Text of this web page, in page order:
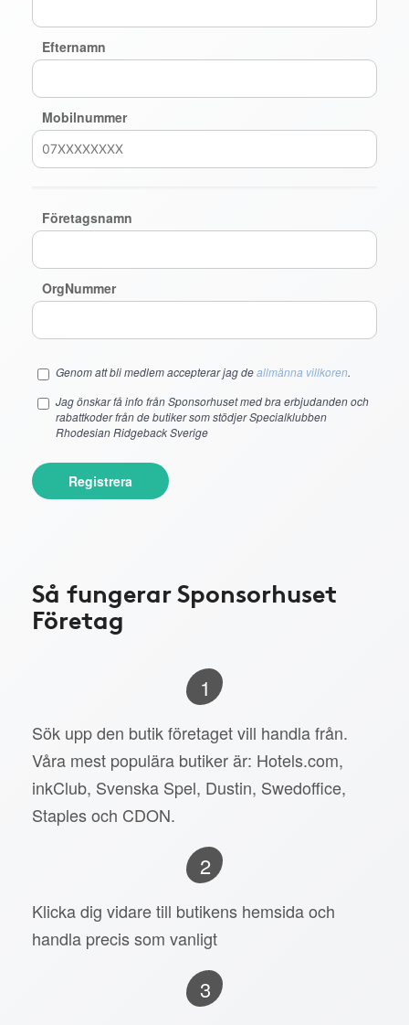
Efternamn
Mobilnummer
Företagsnamn
OrgNummer
Genom att bli medlem accepterar jag deallmänna villkoren.
Jag önskar få info från Sponsorhuset med bra erbjudanden och
rabattkoder från de butiker som stödjer Specialklubben
Rhodesian Ridgeback Sverige
Registrera
Så fungerar Sponsorhuset
Företag
1
Sök upp den butik företaget vill handla från.
Våra mest populära butiker är: Hotels.com,
inkClub, Svenska Spel, Dustin, Swedoffice,
Staples och CDON.
2
Klicka dig vidare till butikens hemsida och
handla precis som vanligt
3